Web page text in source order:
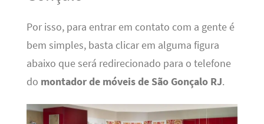
Por isso, para entrar em contato com a gente é
bem simples, basta clicar em alguma figura
abaixo que será redirecionado para o telefone
do montador de móveis de São Gonçalo RJ.